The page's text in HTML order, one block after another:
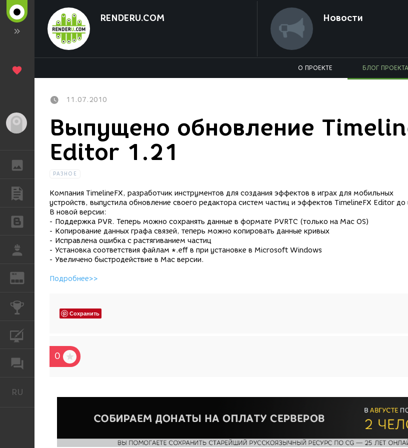
ПУБЛИКАЦИИ
БЛОГИ
РАБОТА
REN ЖУРНАЛ
RU
RENDERU.COM Новости
О ПРОЕКТЕ БЛОГ ПРОЕКТА
11.07.2010
Выпущено обновление
Editor 1.21
РАЗНОЕ
Компания TimelineFX, разработчик инструментов для создания эффектов в играх для мобильных
устройств, выпустила обновление своего редактора систем частиц и эффектов TimelineFX Editor
В новой версии:
- Поддержка PVR. Теперь можно сохранять данные в формате PVRTC (только на Mac OS)
- Копирование данных графа связей, теперь можно копировать данные кривых
- Исправлена ошибка с растягиванием частиц
- Установка соответствия файлам *.eff в при установке в Microsoft Windows
- Увеличено быстродействие в Mac версии.
Подробнее>>
Сохранить
0